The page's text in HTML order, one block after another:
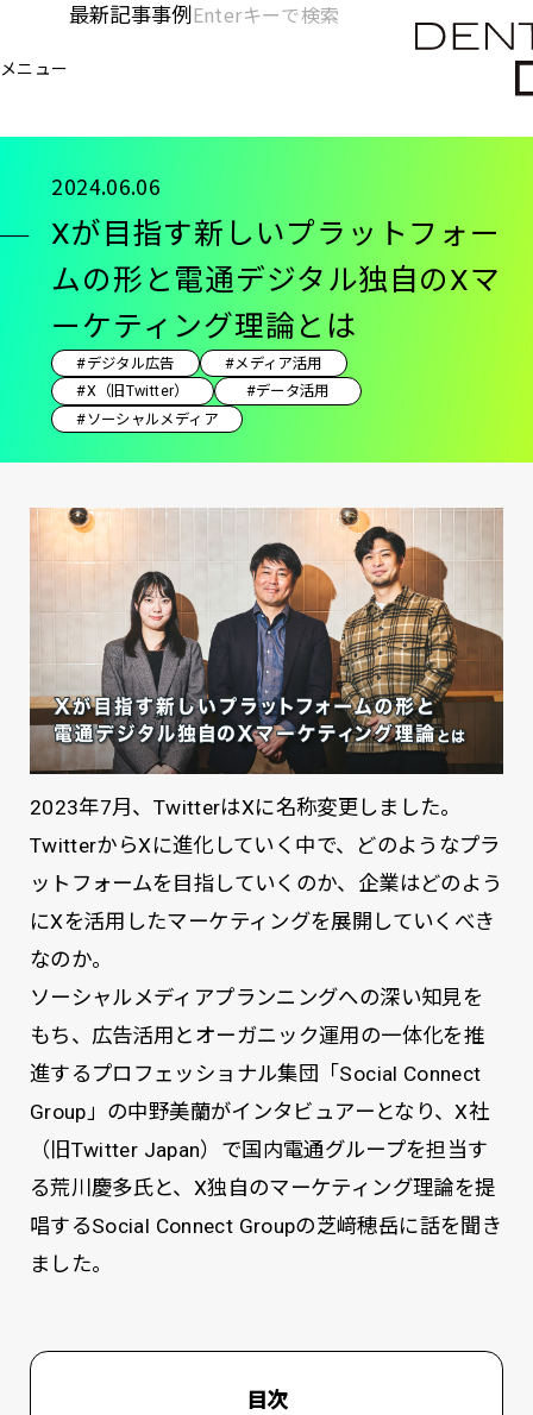
ン
ン
ツ
メニュー
[KC]
ー
-
メ
イ
ン
最新記事事例
検
索
X
Xが目指す新しいプラットフォー
ムの形と電通デジタル独自のXマ
ーケティング理論とは
2024.06.06
#デジタル広告
#メディア活用
#X（旧Twitter）
#データ活用
#ソーシャルメディア
2023年7月、TwitterはXに名称変更しました。
TwitterからXに進化していく中で、どのようなプラ
ットフォームを目指していくのか、企業はどのよう
にXを活用したマーケティングを展開していくべき
なのか。
ソーシャルメディアプランニングへの深い知見を
もち、広告活用とオーガニック運用の一体化を推
進するプロフェッショナル集団「Social Connect
Group」の中野美蘭がインタビュアーとなり、X社
（旧Twitter Japan）で国内電通グループを担当す
る荒川慶多氏と、X独自のマーケティング理論を提
唱するSocial Connect Groupの芝﨑穂岳に話を聞き
ました。
目次